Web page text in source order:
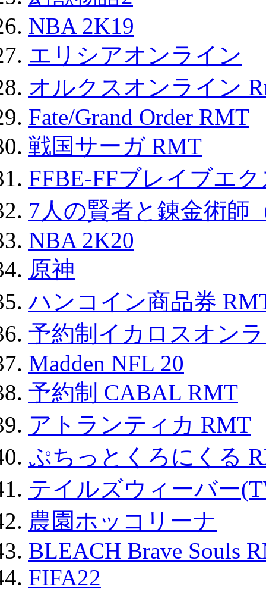
NBA 2K19
エリシアオンライン
オルクスオンライン
Fate/Grand Order RMT
戦国サーガ RMT
FFBE-FFブレイブエ
7人の賢者と錬金術師
NBA 2K20
原神
ハンコイン商品券
予約制イカロスオン
Madden NFL 20
予約制 CABAL RMT
アトランティカ RMT
ぷちっとくろにくる
テイルズウィーバー
農園ホッコリーナ
BLEACH Brave Souls
FIFA22